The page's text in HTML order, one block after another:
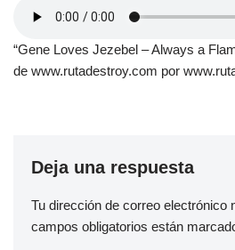
“Gene Loves Jezebel – Always a
de www.rutadestroy.com por
Deja una respuesta
Tu dirección de correo electrónico
campos obligatorios están